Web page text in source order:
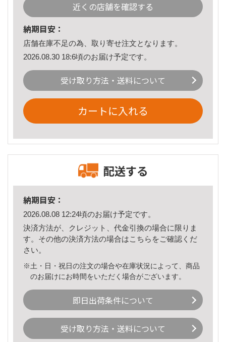
近くの店舗を確認する
納期目安：
店舗在庫不足の為、取り寄せ注文となります。
2026.08.30 18:6頃のお届け予定です。
受け取り方法・送料について
カートに入れる
配送する
納期目安：
2026.08.08 12:24頃のお届け予定です。
決済方法が、クレジット、代金引換の場合に限りま
す。その他の決済方法の場合はこちら をご確認くだ
さい。
※土・日・祝日の注文の場合や在庫状況によって、商品
のお届けにお時間をいただく場合がございます。
即日出荷条件について
受け取り方法・送料について